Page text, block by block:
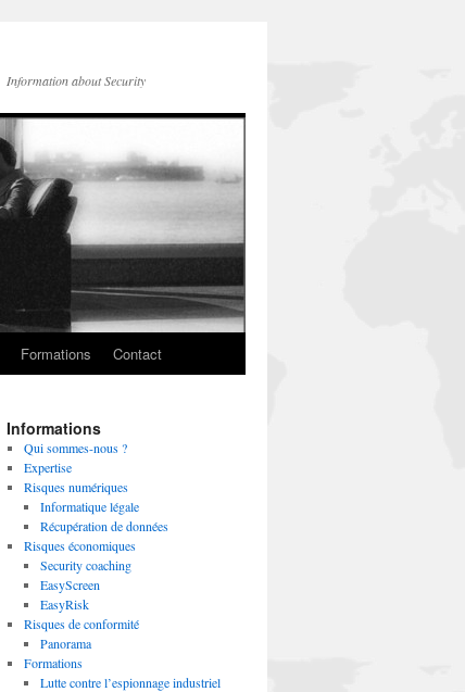
Information about Security
Formations Contact
Informations
Qui sommes-nous ?
Expertise
Risques numériques
Informatique légale
Récupération de données
Risques économiques
Security coaching
EasyScreen
EasyRisk
Risques de conformité
Panorama
Formations
Lutte contre l’espionnage industriel